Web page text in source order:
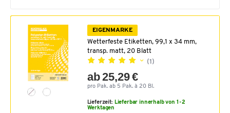
EIGENMARKE
Wetterfeste Etiketten, 99,1 x 34 mm,
transp. matt, 20 Blatt
(1)
ab 25,29 €
pro Pak. ab 5 Pak. à 20 Bl.
Lieferzeit: Lieferbar innerhalb von 1-2
Werktagen